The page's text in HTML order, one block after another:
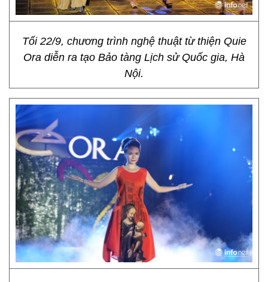
Tối 22/9, chương trình nghệ thuật từ thiện Quie
Ora diễn ra tạo Bảo tàng Lịch sử Quốc gia, Hà
Nội.